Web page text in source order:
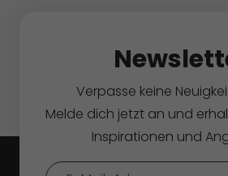
Verpasse keine
Melde dich jetzt an und
Inspirationen und